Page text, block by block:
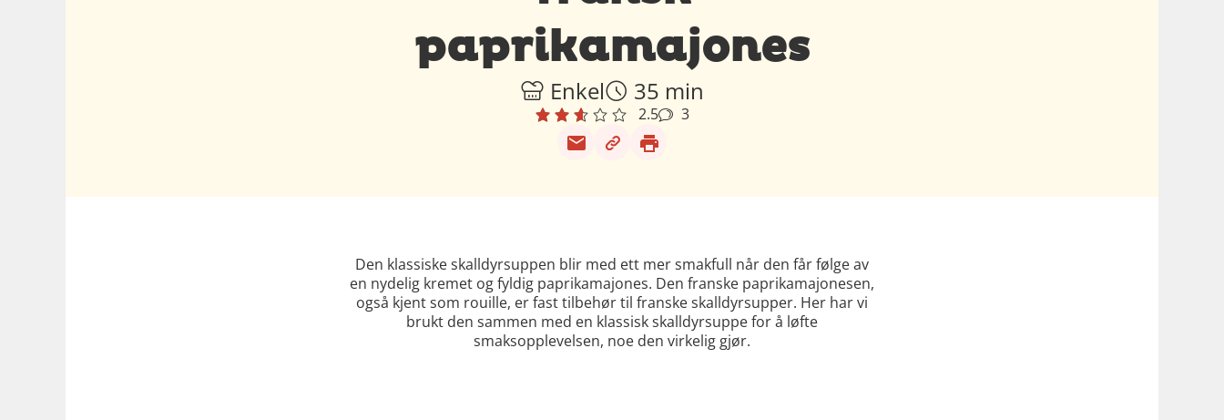
paprikamajones
Enkel 35 min
2.5 3
Den klassiske skalldyrsuppen blir med ett mer smakfull når den får følge av
en nydelig kremet og fyldig paprikamajones. Den franske paprikamajonesen,
også kjent som rouille, er fast tilbehør til franske skalldyrsupper. Her har vi
brukt den sammen med en klassisk skalldyrsuppe for å løfte
smaksopplevelsen, noe den virkelig gjør.